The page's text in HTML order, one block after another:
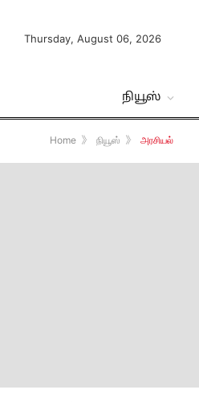
Thursday, August 06, 2026
நியூஸ்
Home 》 நியூஸ் 》 அரசியல்